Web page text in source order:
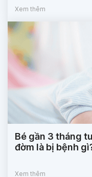
Xem thêm
Bé gần 3 tháng
đờm là bị bệnh
Xem thêm